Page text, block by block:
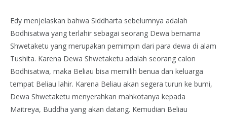
Edy menjelaskan bahwa Siddharta sebelumnya adalah
Bodhisatwa yang terlahir sebagai seorang Dewa bernama
Shwetaketu yang merupakan pemimpin dari para dewa di alam
Tushita. Karena Dewa Shwetaketu adalah seorang calon
Bodhisatwa, maka Beliau bisa memilih benua dan keluarga
tempat Beliau lahir. Karena Beliau akan segera turun ke bumi,
Dewa Shwetaketu menyerahkan mahkotanya kepada
Maitreya, Buddha yang akan datang. Kemudian Beliau